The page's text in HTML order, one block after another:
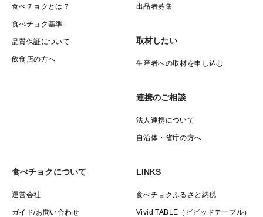
食べチョクとは？
食べチョク基準
品質保証について
飲食店の方へ
出品者募集
取材したい
生産者への取材を申し込む
連携のご相談
法人連携について
自治体・省庁の方へ
食べチョクについて
運営会社
ガイド/お問い合わせ
LINKS
食べチョクふるさと納税
Vivid TABLE（ビビッドテーブル）